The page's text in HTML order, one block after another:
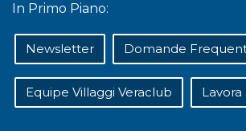
In Primo Piano:
Newsletter Domande
Equipe Villaggi Veraclub